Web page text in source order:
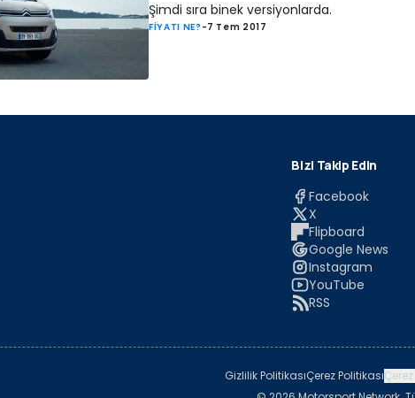
Şimdi sıra binek versiyonlarda.
FİYATI NE? -7 Tem 2017
Bizi Takip Edin
Facebook
X
Flipboard
Google News
Instagram
YouTube
RSS
Gizlilik PolitikasıÇerez Politikası